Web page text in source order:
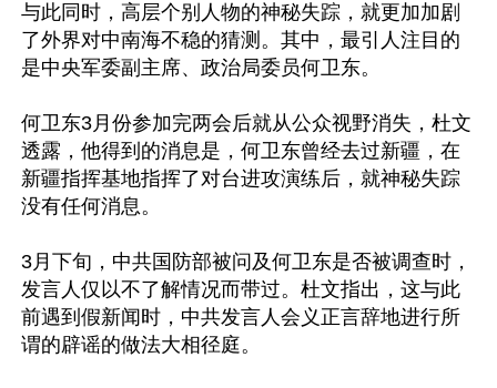
与此同时，高层个别人物的神秘失踪，就更加加剧
了外界对中南海不稳的猜测。其中，最引人注目的
是中央军委副主席、政治局委员何卫东。
何卫东3月份参加完两会后就从公众视野消失，杜文
透露，他得到的消息是，何卫东曾经去过新疆，在
新疆指挥基地指挥了对台进攻演练后，就神秘失踪
没有任何消息。
3月下旬，中共国防部被问及何卫东是否被调查时，
发言人仅以不了解情况而带过。杜文指出，这与此
前遇到假新闻时，中共发言人会义正言辞地进行所
谓的辟谣的做法大相径庭。